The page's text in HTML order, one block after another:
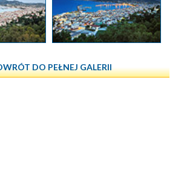
DO PEŁNEJ GALERII